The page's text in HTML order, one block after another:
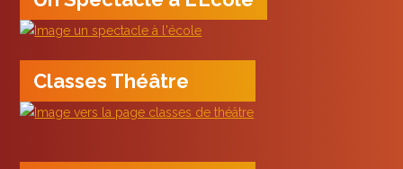
Classes Théâtre